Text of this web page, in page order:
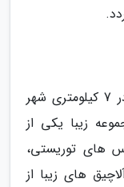
دریاچه نقره ای در نزدیکی کوه بودا و در 7 کیلومتری شهر
زیبا یکی از
های توریستی،
های زیبا از